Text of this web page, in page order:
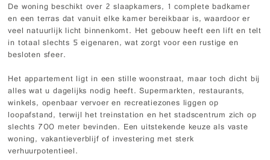
De woning beschikt over 2 slaapkamers, 1 complete badkamer
en een terras dat vanuit elke kamer bereikbaar is, waardoor er
veel natuurlijk licht binnenkomt. Het gebouw heeft een lift en telt
in totaal slechts 5 eigenaren, wat zorgt voor een rustige en
besloten sfeer.
Het appartement ligt in een stille woonstraat, maar toch dicht bij
alles wat u dagelijks nodig heeft. Supermarkten, restaurants,
winkels, openbaar vervoer en recreatiezones liggen op
loopafstand, terwijl het treinstation en het stadscentrum zich op
slechts 700 meter bevinden. Een uitstekende keuze als vaste
woning, vakantieverblijf of investering met sterk
verhuurpotentieel.